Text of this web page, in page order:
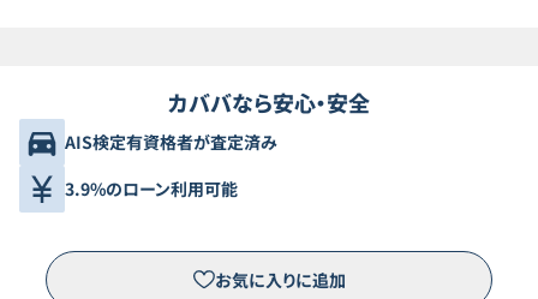
カババなら安心・安全
AIS検定有資格者が査定済み
3.9%のローン利用可能
お気に入りに追加